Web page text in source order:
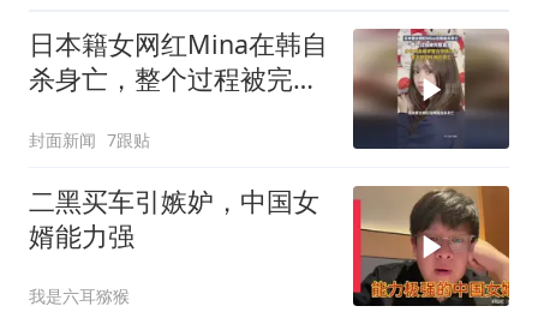
日本籍女网红Mina在韩自
杀身亡，整个过程被完整
尽快介入，警方赶到时，
她已死亡
封面新闻 7跟贴
二黑买车引嫉妒，中国女
婿能力强
我是六耳猕猴